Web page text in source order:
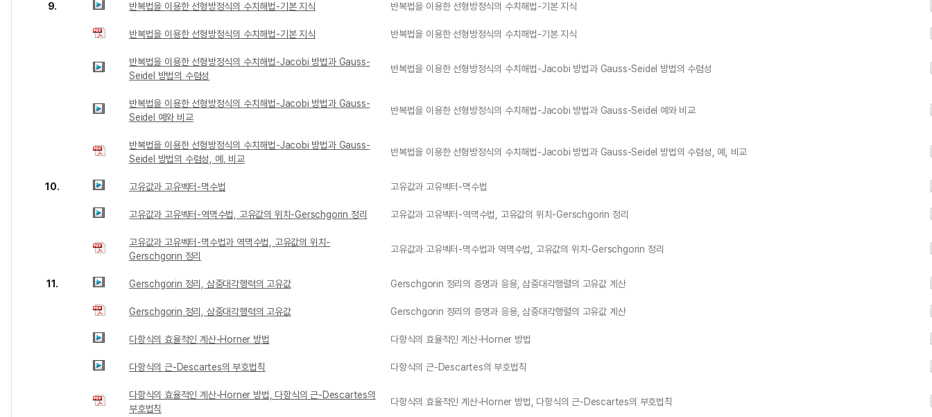
9. 반복법을 이용한 선형방정식의 수치해법-기본 지식 반복법을 이용한 선형방정식의 수치해법-기본 지식
반복법을 이용한 선형방정식의 수치해법-기본 지식 반복법을 이용한 선형방정식의 수치해법-기본 지식
반복법을 이용한 선형방정식의 수치해법-Jacobi 방법과 Gauss-
Seidel 방법의 수렴성
반복법을 이용한 선형방정식의 수치해법-Jacobi 방법과 Gauss-Seidel 방법의 수렴성
반복법을 이용한 선형방정식의 수치해법-Jacobi 방법과 Gauss-
Seidel 예와 비교
반복법을 이용한 선형방정식의 수치해법-Jacobi 방법과 Gauss-Seidel 예와 비교
반복법을 이용한 선형방정식의 수치해법-Jacobi 방법과 Gauss-
Seidel 방법의 수렴성, 예, 비교
반복법을 이용한 선형방정식의 수치해법-Jacobi 방법과 Gauss-Seidel 방법의 수렴성, 예, 비교
10. 고유값과 고유벡터-멱수법 고유값과 고유벡터-멱수법
고유값과 고유벡터-역멱수법, 고유값의 위치-Gerschgorin 정리 고유값과 고유벡터-역멱수법, 고유값의 위치-Gerschgorin 정리
고유값과 고유벡터-멱수법과 역멱수법, 고유값의 위치-
Gerschgorin 정리
고유값과 고유벡터-멱수법과 역멱수법, 고유값의 위치-Gerschgorin 정리
11. Gerschgorin 정리, 삼중대각행력의 고유값 Gerschgorin 정리의 증명과 응용, 삼중대각행렬의 고유값 계산
Gerschgorin 정리, 삼중대각행력의 고유값 Gerschgorin 정리의 증명과 응용, 삼중대각행렬의 고유값 계산
다항식의 효율적인 계산-Horner 방법 다항식의 효율적인 계산-Horner 방법
다항식의 근-Descartes의 부호법칙 다항식의 근-Descartes의 부호법칙
다항식의 효율적인 계산-Horner 방법, 다항식의 근-Descartes의
부호법칙
다항식의 효율적인 계산-Horner 방법, 다항식의 근-Descartes의 부호법칙